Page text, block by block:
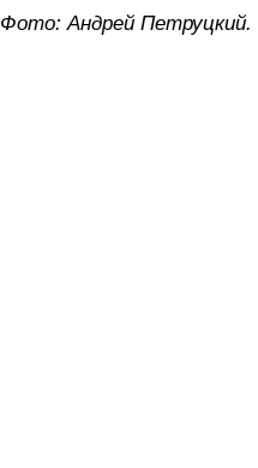
Фото: Андрей Петруцкий.